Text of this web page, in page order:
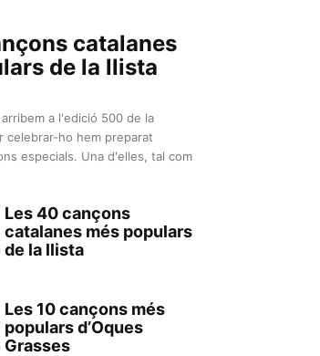
catalanes
de la llista
a l'edició 500 de la
celebrar-ho hem preparat
especials. Una d'elles, tal com
Les 40 cançons
catalanes més populars
de la llista
Les 10 cançons més
populars d’Oques
Grasses